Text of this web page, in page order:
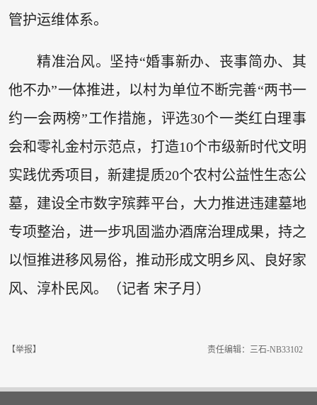
管护运维体系。
精准治风。坚持“婚事新办、丧事简办、其
他不办”一体推进，以村为单位不断完善“两书一
约一会两榜”工作措施，评选30个一类红白理事
会和零礼金村示范点，打造10个市级新时代文明
实践优秀项目，新建提质20个农村公益性生态公
墓，建设全市数字殡葬平台，大力推进违建墓地
专项整治，进一步巩固滥办酒席治理成果，持之
以恒推进移风易俗，推动形成文明乡风、良好家
风、淳朴民风。（记者 宋子月）
【举报】 责任编辑：三石-NB33102